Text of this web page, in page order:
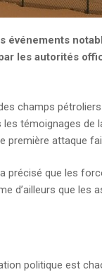
événements
les autorités
champs pétroliers
les témoignages de
première attaque
précisé que les
d’ailleurs que les
politique est